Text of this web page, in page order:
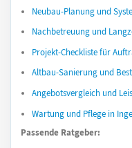
Neubau-Planung und
Nachbetreuung und
Projekt-Checkliste für
Altbau-Sanierung und
Angebotsvergleich und
Wartung und Pflege in
Passende Ratgeber: